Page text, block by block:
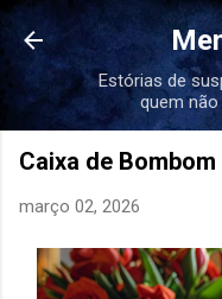
Pular
Estórias de
quem
Caixa de Bombom
março 02, 2026